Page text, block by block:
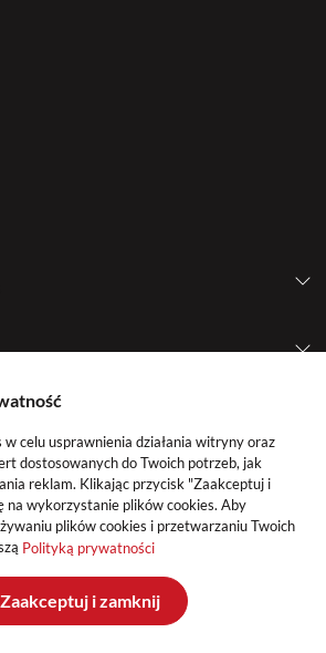
Rights Reserved
celu usprawnienia działania witryny oraz
dostosowanych do Twoich potrzeb, jak
reklam. Klikając przycisk "Zaakceptuj i
na wykorzystanie plików cookies. Aby
plików cookies i przetwarzaniu Twoich
Polityką prywatności
Zaakceptuj i zamknij